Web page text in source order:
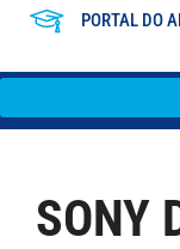
PORTAL DO
SONY